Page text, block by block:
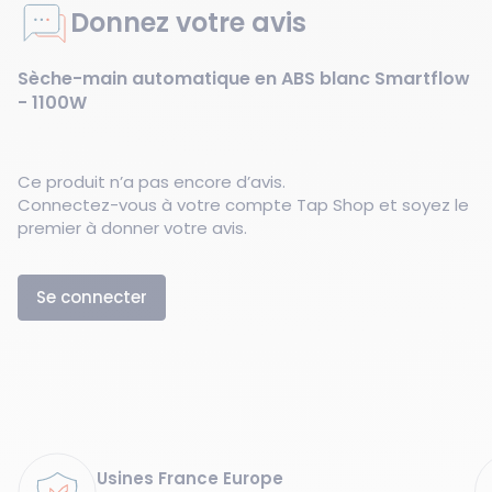
Donnez votre avis
Sèche-main automatique en ABS blanc Smartflow
- 1100W
Ce produit n’a pas encore d’avis.
Connectez-vous à votre compte Tap Shop et soyez le
premier à donner votre avis.
Se connecter
Usines France Europe